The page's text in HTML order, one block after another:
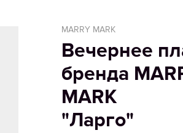
MARRY MARK
Вечернее
бренда
MARK
"Ларго"